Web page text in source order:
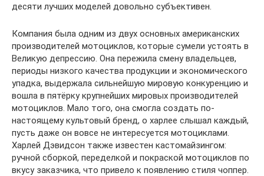
десяти лучших моделей довольно субъективен.
Компания была одним из двух основных американских
производителей мотоциклов, которые сумели устоять в
Великую депрессию. Она пережила смену владельцев,
периоды низкого качества продукции и экономического
упадка, выдержала сильнейшую мировую конкуренцию и
вошла в пятёрку крупнейших мировых производителей
мотоциклов. Мало того, она смогла создать по-
настоящему культовый бренд, о харлее слышал каждый,
пусть даже он вовсе не интересуется мотоциклами.
Харлей Дэвидсон также известен кастомайзингом:
ручной сборкой, переделкой и покраской мотоциклов по
вкусу заказчика, что привело к появлению стиля чоппер.